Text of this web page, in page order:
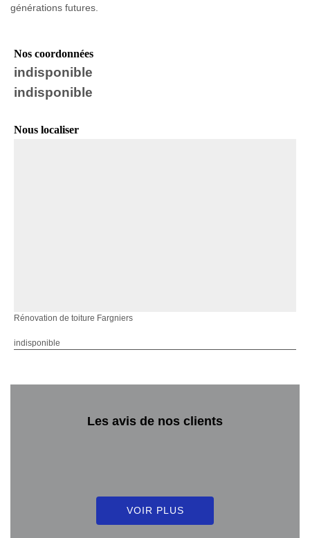
générations futures.
Nos coordonnées
indisponible
indisponible
Nous localiser
Rénovation de toiture Fargniers
indisponible
Les avis de nos clients
VOIR PLUS